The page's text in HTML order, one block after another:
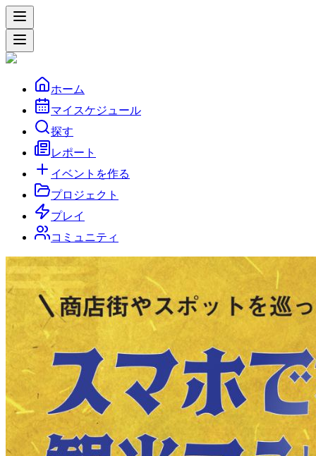
ホーム
マイスケジュール
探す
レポート
イベントを作る
プロジェクト
プレイ
コミュニティ